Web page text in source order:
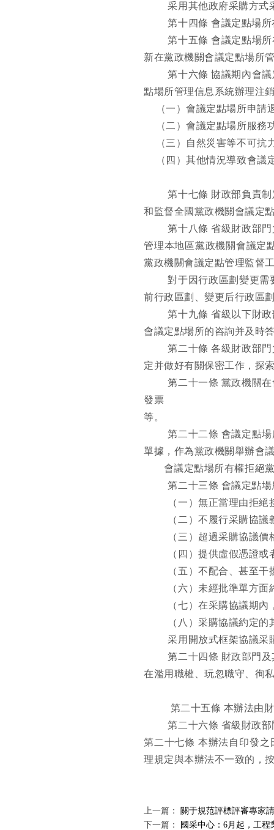
采用其他政府采購方式
第十四條 會議定點場
第十五條 會議定點場
新在黨政機關會議定點場所
第十六條 協議期內會
點場所管理信息系統辦理注
（一）會議定點場所申請
（二）會議定點場所服
（三）自然災害等不可
（四）其他情況導致會議
第十七條 財政部負責
和監督全國黨政機關會議定
第十八條 省級財政部
管理本地區黨政機關會議定
黨政機關會議定點管理監督
對于因行政區劃變更需
前行政區劃、變更后行政區
第十九條 省級以下財
會議定點場所的咨詢并及時
第二十條 各級財政部
定并做好有關保密工作，探
第二十一條 黨政機關
發票
等。
第二十二條 會議定點
單據，作為黨政機關舉辦會
會議定點場所有權拒絕
第二十三條 會議定點
（一）無正當理由拒
（二）不履行采購協
（三）超過采購協議
（四）提供虛假憑證
（五）不配合、甚至
（六）未經批準單方
（七）在采購協議期
（八）采購協議約定的
采用開放式框架協議采
第二十四條 財政部門
在濫用職權、玩忽職守、徇
第二十五條 本辦法由
第二十六條 省級財政
第二十七條 本辦法自印發之
理規定與本辦法不一致的，
上一篇： 關于規范評標評審專家
下一篇：
國采中心：6月起，工